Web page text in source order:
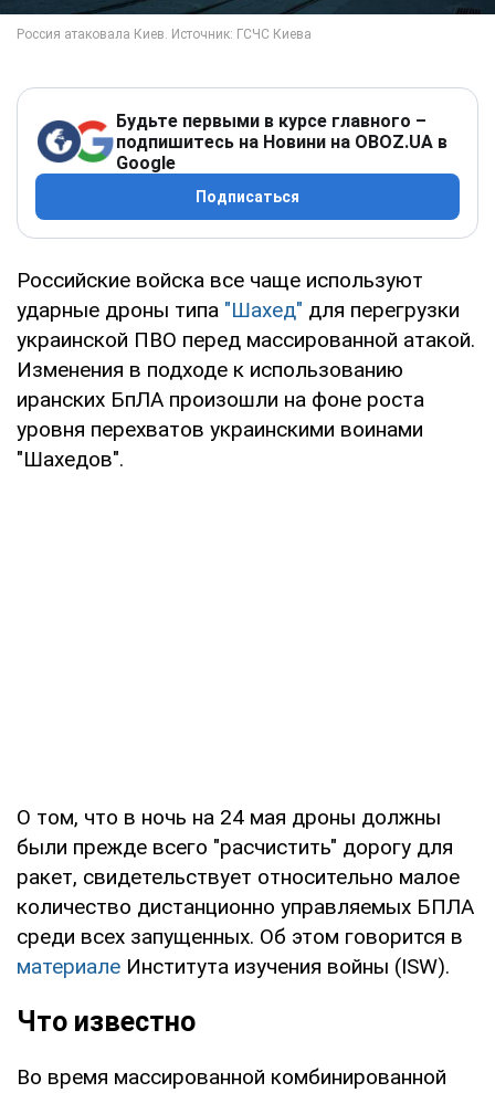
Будьте первыми в курсе главного –
подпишитесь на Новини на OBOZ.UA в
Google
Подписаться
Российские войска все чаще используют
ударные дроны типа "Шахед" для перегрузки
украинской ПВО перед массированной атакой.
Изменения в подходе к использованию
иранских БпЛА произошли на фоне роста
уровня перехватов украинскими воинами
"Шахедов".
О том, что в ночь на 24 мая дроны должны
были прежде всего "расчистить" дорогу для
ракет, свидетельствует относительно малое
количество дистанционно управляемых БПЛА
среди всех запущенных. Об этом говорится в
материале Института изучения войны (ISW).
Что известно
Во время массированной комбинированной